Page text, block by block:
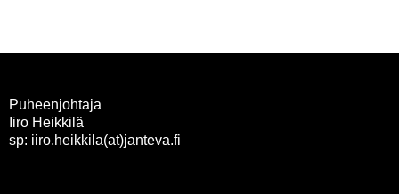
Puheenjohtaja
Iiro Heikkilä
sp: iiro.heikkila(at)janteva.fi